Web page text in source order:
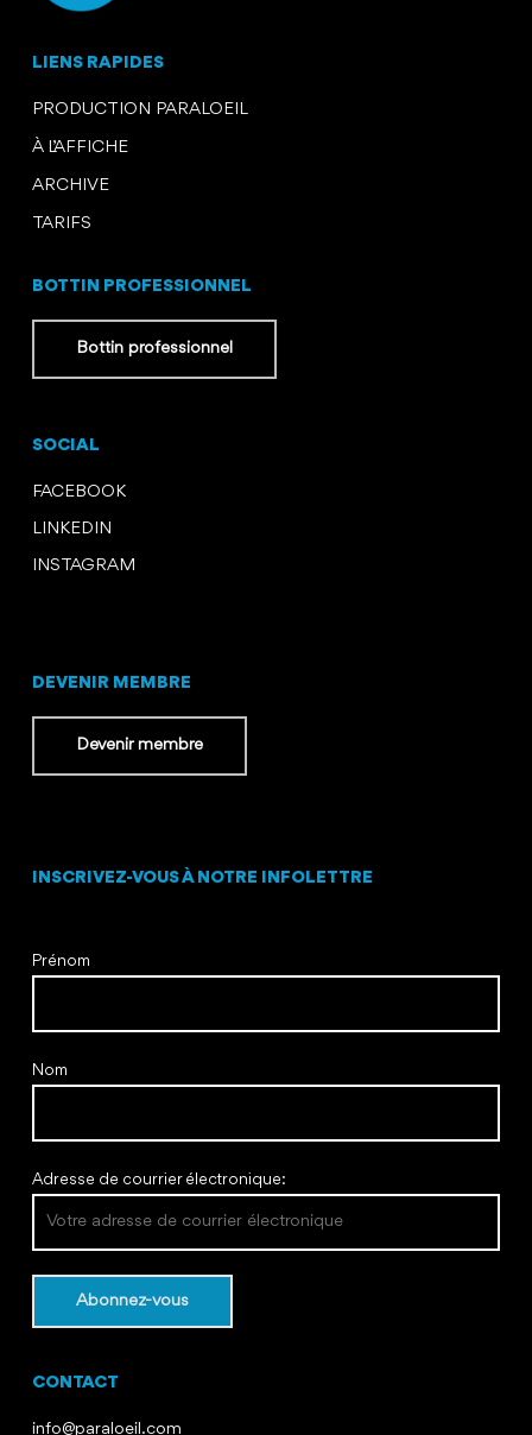
LIENS RAPIDES
PRODUCTION PARALOEIL
À L’AFFICHE
ARCHIVE
TARIFS
BOTTIN PROFESSIONNEL
Bottin professionnel
SOCIAL
FACEBOOK
LINKEDIN
INSTAGRAM
DEVENIR MEMBRE
Devenir membre
INSCRIVEZ-VOUS À NOTRE INFOLETTRE
Prénom
Nom
Adresse de courrier électronique:
CONTACT
info@paraloeil.com